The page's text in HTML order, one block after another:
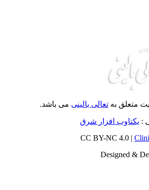
متعلق بهتعالی بالینیمی باشد.
: یکتاوب افزار شرق
Designed &